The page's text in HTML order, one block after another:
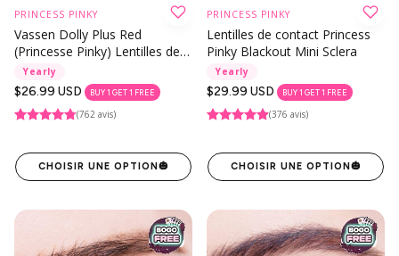
PRINCESS PINKY
Vassen Dolly Plus Red
(Princesse Pinky) Lentilles de
contact
Yearly
Prix
habituel
$26.99 USD BUY 1 GET 1 FREE
(762 avis)
CHOISIR UNE OPTION 🎃
PRINCESS PINKY
Lentilles de contact Princess
Pinky Blackout Mini Sclera
Yearly
Prix
habituel
$29.99 USD BUY 1 GET 1 FREE
(376 avis)
CHOISIR UNE OPTION 🎃